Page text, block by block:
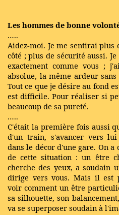
Les hommes de bonne
…..
Aidez-moi. Je me sentirai plus
côté ; plus de sécurité aussi.
exactement comme vous ;
absolue, la même ardeur
Tout ce que je désire au fond
est difficile. Pour réaliser si
beaucoup de sa pureté.
…..
C'était la première fois aussi
d'un train, s'avancer vers
dans le décor d'une gare. On
de cette situation : un être
cherche des yeux, a soudain
dirige vers vous. Mais il est
voir comment un être
sa silhouette, son
va se superposer soudain à